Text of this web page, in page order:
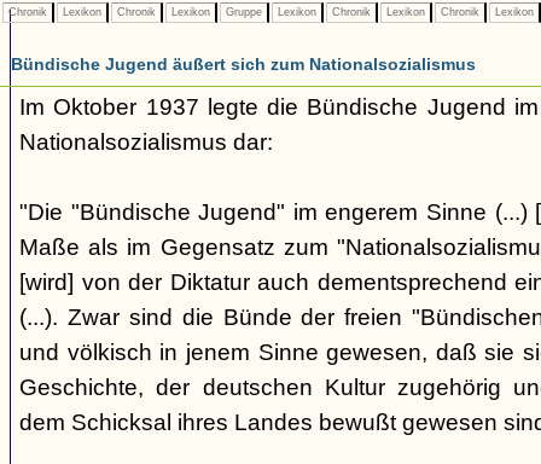
Chronik Lexikon Chronik Lexikon Gruppe Lexikon Chronik Lexikon Chronik Lexikon
Bündische Jugend äußert sich zum Nationalsozialismus
Im Oktober 1937 legte die Bündische Jugend
Nationalsozialismus dar:
"Die "Bündische Jugend" im engerem Sinne (...)
Maße als im Gegensatz zum
[wird] von der Diktatur auch dementsprechend
(...). Zwar sind die Bünde der freien
und völkisch in jenem Sinne gewesen, daß sie
Geschichte, der deutschen Kultur zugehörig
dem Schicksal ihres Landes bewußt gewesen